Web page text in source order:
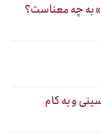
به چه معناست؟
و به کام